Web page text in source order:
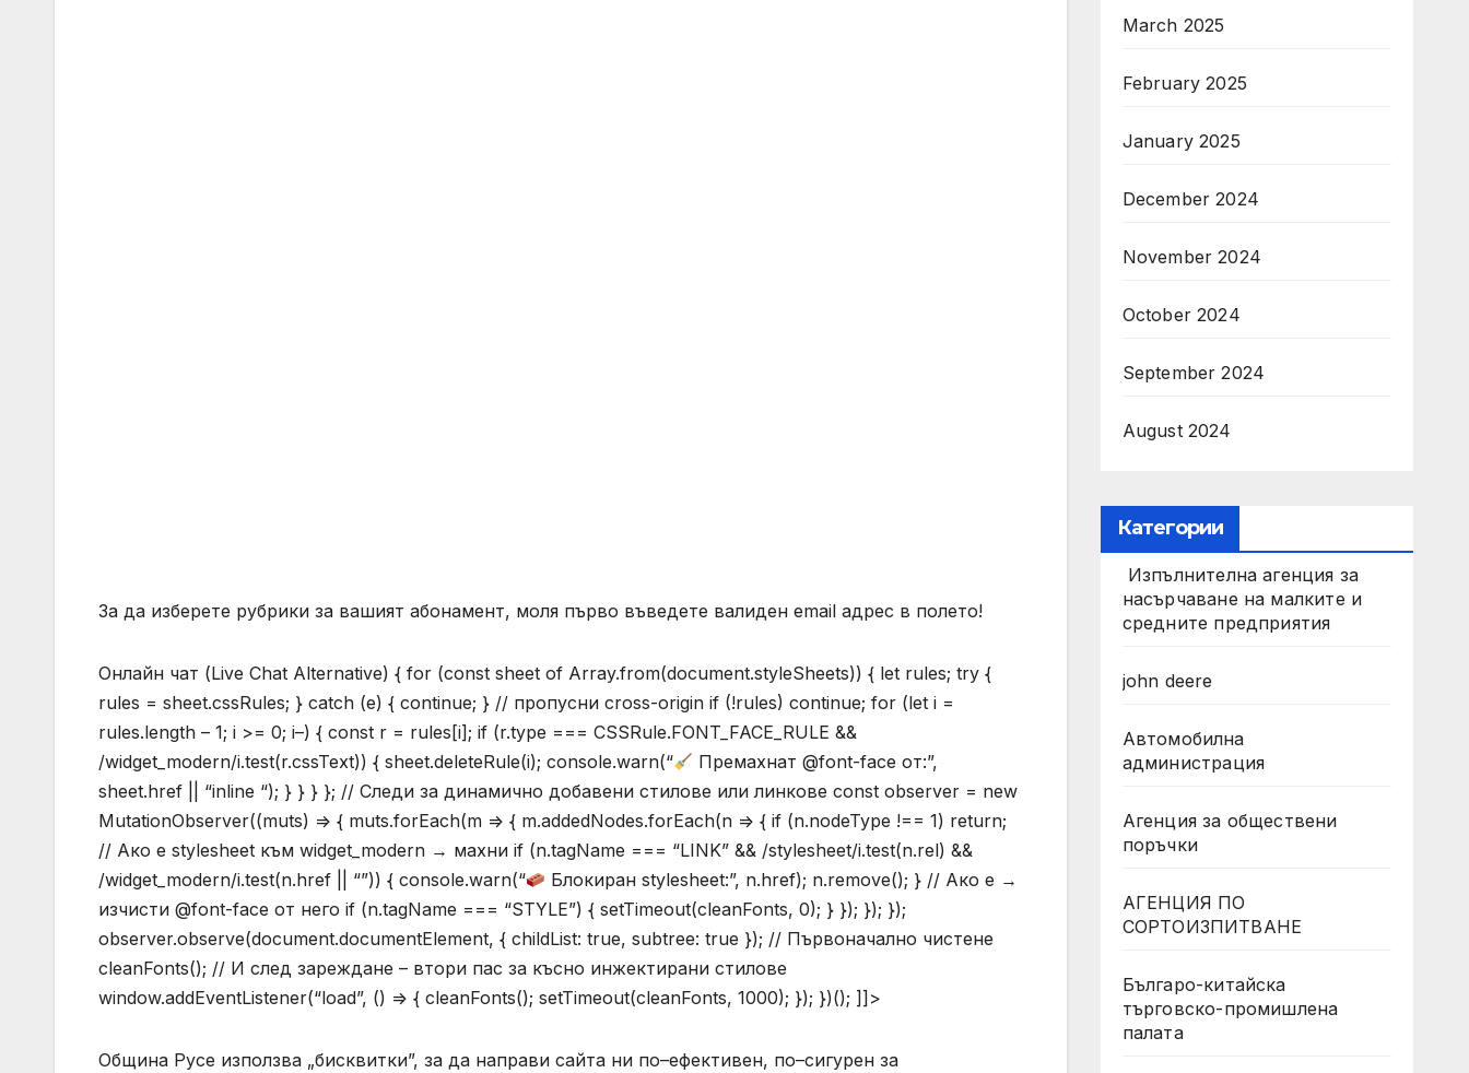
За да изберете рубрики за вашият абонамент, моля първо въведете валиден email адрес в полето!
Онлайн чат (Live Chat Alternative) { for (const sheet of Array.from(document.styleSheets)) { let rules; try {
rules = sheet.cssRules; } catch (e) { continue; } // пропусни cross-origin if (!rules) continue; for (let i =
rules.length – 1; i >= 0; i–) { const r = rules[i]; if (r.type === CSSRule.FONT_FACE_RULE &&
/widget_modern/i.test(r.cssText)) { sheet.deleteRule(i); console.warn(“
Премахнат @font-face от:”,
sheet.href || “inline “); } } } }; // Следи за динамично добавени стилове или линкове const observer = new
MutationObserver((muts) => { muts.forEach(m => { m.addedNodes.forEach(n => { if (n.nodeType !== 1) return;
// Ако е stylesheet към widget_modern → махни if (n.tagName === “LINK” && /stylesheet/i.test(n.rel) &&
/widget_modern/i.test(n.href || “”)) { console.warn(“
Блокиран stylesheet:”, n.href); n.remove(); } // Ако е →
изчисти @font-face от него if (n.tagName === “STYLE”) { setTimeout(cleanFonts, 0); } }); }); });
observer.observe(document.documentElement, { childList: true, subtree: true }); // Първоначално чистене
cleanFonts(); // И след зареждане – втори пас за късно инжектирани стилове
window.addEventListener(“load”, () => { cleanFonts(); setTimeout(cleanFonts, 1000); }); })(); ]]>
Община Русе използва „бисквитки”, за да направи сайта ни по–ефективен, по–сигурен за
March 2025
February 2025
January 2025
December 2024
November 2024
October 2024
September 2024
August 2024
Категории
Изпълнителна агенция за
насърчаване на малките и
средните предприятия
john deere
Автомобилна
администрация
Агенция за обществени
поръчки
АГЕНЦИЯ ПО
СОРТОИЗПИТВАНЕ
Българо-китайска
търговско-промишлена
палата